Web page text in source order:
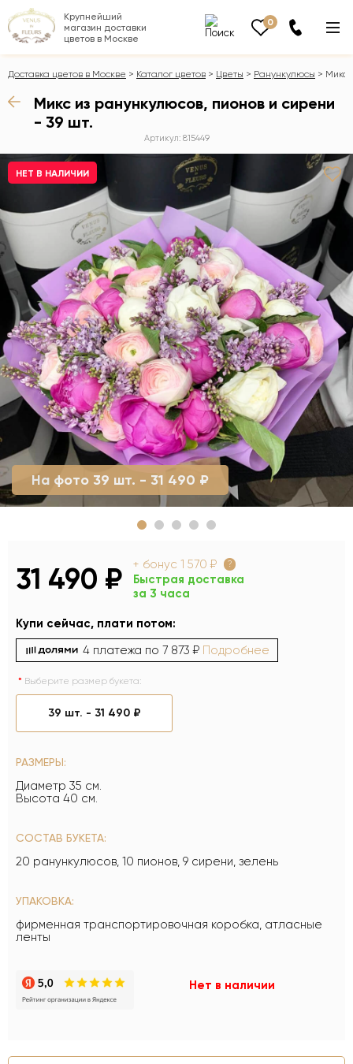
Крупнейший
магазин доставки
цветов в Москве
0
Доставка цветов в Москве Каталог цветов Цветы Ранункулюсы Микс
Микс из ранункулюсов, пионов и сирени
- 39 шт.
Артикул: 815449
На фото 39 шт. - 31 490 ₽
НЕТ В НАЛИЧИИ
31 490 ₽ + бонус 1 570 ₽ ?
Быстрая доставка
за 3 часа
Купи сейчас, плати потом:
4 платежа по 7 873 ₽ Подробнее
Выберите размер букета:
39 шт. - 31 490 ₽
РАЗМЕРЫ:
Диаметр 35 см.
Высота 40 см.
СОСТАВ БУКЕТА:
20 ранункулюсов, 10 пионов, 9 сирени, зелень
УПАКОВКА:
фирменная транспортировочная коробка, атласные
ленты
Нет в наличии